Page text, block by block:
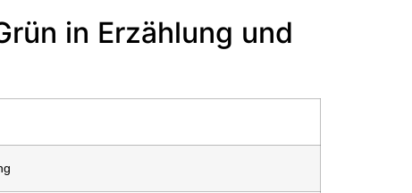
in Erzählung und